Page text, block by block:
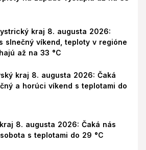
kraj 8. augusta 2026:
slnečný víkend, teploty v regióne
až na 33 °C
kraj 8. augusta 2026: Čaká
a horúci víkend s teplotami do
8. augusta 2026: Čaká nás
s teplotami do 29 °C